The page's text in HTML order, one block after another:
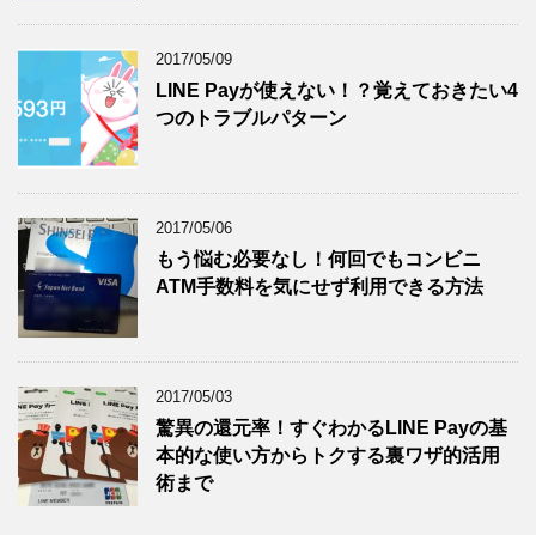
2017/05/09
LINE Payが使えない！？覚えておきたい4
つのトラブルパターン
2017/05/06
もう悩む必要なし！何回でもコンビニ
ATM手数料を気にせず利用できる方法
2017/05/03
驚異の還元率！すぐわかるLINE Payの基
本的な使い方からトクする裏ワザ的活用
術まで